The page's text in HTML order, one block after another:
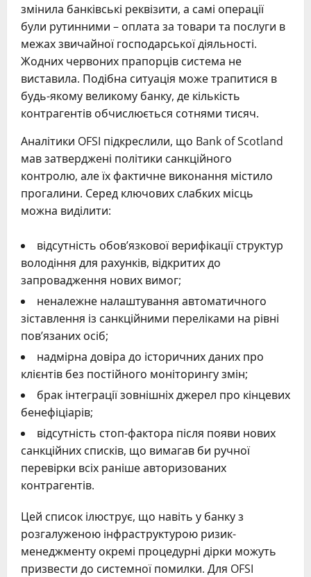
змінила банківські реквізити, а самі операції
були рутинними – оплата за товари та послуги в
межах звичайної господарської діяльності.
Жодних червоних прапорців система не
виставила. Подібна ситуація може трапитися в
будь-якому великому банку, де кількість
контрагентів обчислюється сотнями тисяч.
Аналітики OFSI підкреслили, що Bank of Scotland
мав затверджені політики санкційного
контролю, але їх фактичне виконання містило
прогалини. Серед ключових слабких місць
можна виділити:
відсутність обов’язкової верифікації структур
володіння для рахунків, відкритих до
запровадження нових вимог;
неналежне налаштування автоматичного
зіставлення із санкційними переліками на рівні
пов’язаних осіб;
надмірна довіра до історичних даних про
клієнтів без постійного моніторингу змін;
брак інтеграції зовнішніх джерел про кінцевих
бенефіціарів;
відсутність стоп-фактора після появи нових
санкційних списків, що вимагав би ручної
перевірки всіх раніше авторизованих
контрагентів.
Цей список ілюструє, що навіть у банку з
розгалуженою інфраструктурою ризик-
менеджменту окремі процедурні дірки можуть
призвести до системної помилки. Для OFSI